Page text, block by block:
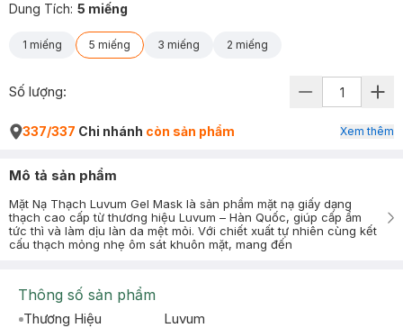
Dung Tích: 5 miếng
1 miếng 5 miếng 3 miếng 2 miếng
Số lượng:
337/337 Chi nhánh còn sản phẩm Xem thêm
Mô tả sản phẩm
Mặt Nạ Thạch Luvum Gel Mask là sản phẩm mặt nạ giấy dạng
thạch cao cấp từ thương hiệu Luvum – Hàn Quốc, giúp cấp ẩm
tức thì và làm dịu làn da mệt mỏi. Với chiết xuất tự nhiên cùng kết
cấu thạch mỏng nhẹ ôm sát khuôn mặt, mang đến
Thông số sản phẩm
Thương Hiệu
Luvum